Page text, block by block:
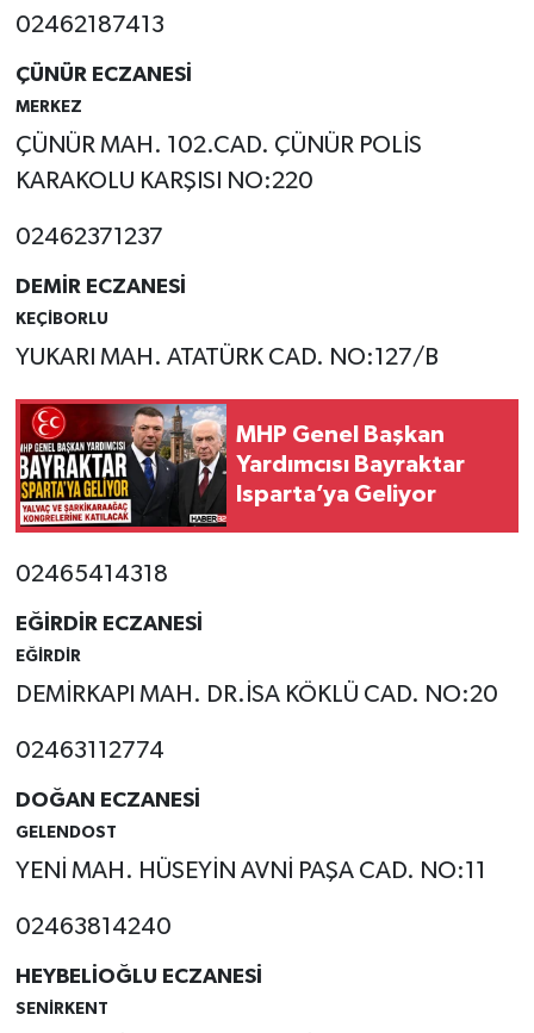
02462187413
ÇÜNÜR ECZANESİ
MERKEZ
ÇÜNÜR MAH. 102.CAD. ÇÜNÜR POLİS
KARAKOLU KARŞISI NO:220
02462371237
DEMİR ECZANESİ
KEÇİBORLU
YUKARI MAH. ATATÜRK CAD. NO:127/B
MHP Genel Başkan
Yardımcısı Bayraktar
Isparta’ya Geliyor
02465414318
EĞİRDİR ECZANESİ
EĞİRDİR
DEMİRKAPI MAH. DR.İSA KÖKLÜ CAD. NO:20
02463112774
DOĞAN ECZANESİ
GELENDOST
YENİ MAH. HÜSEYİN AVNİ PAŞA CAD. NO:11
02463814240
HEYBELİOĞLU ECZANESİ
SENİRKENT
Türkiye
Yerel
İletişim
Künye